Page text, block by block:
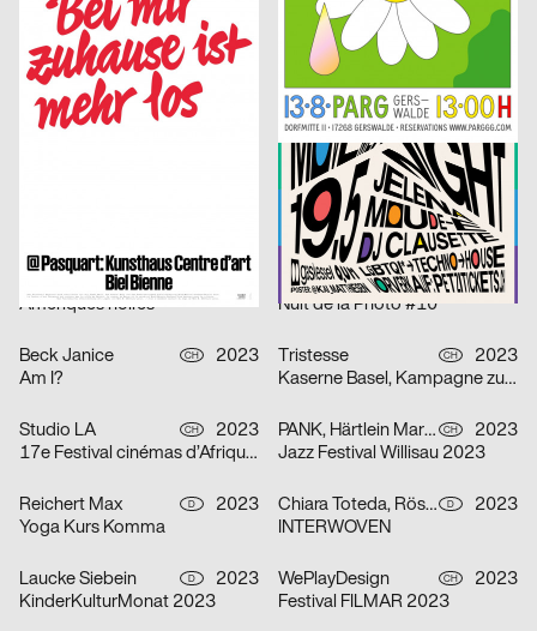
Queer Underground Movement Night Party
Putschka Pascal
2023
(Re; Short-)Circuit of (Un-)Life
onlab
Marstaller Lukas D
2023
Spector Books
Shortnotice Studio D
2023
Das Denkmal ist …
Amériques noires
SUPERO CH
2023
Nuit de la Photo #10
Beck Janice CH
2023
Am I?
Tristesse CH
2023
Kaserne Basel, Kampagne zum Saisonstart
Studio LA CH
2023
17e Festival cinémas d’Afrique – Lausanne
PANK, Härtlein Martin »Fuzzy« CH
2023
Jazz Festival Willisau 2023
Reichert Max D
2023
Yoga Kurs Komma
Chiara Toteda, Rösener Lukas D
2023
INTERWOVEN
Laucke Siebein D
2023
KinderKulturMonat 2023
WePlayDesign CH
2023
Festival FILMAR 2023